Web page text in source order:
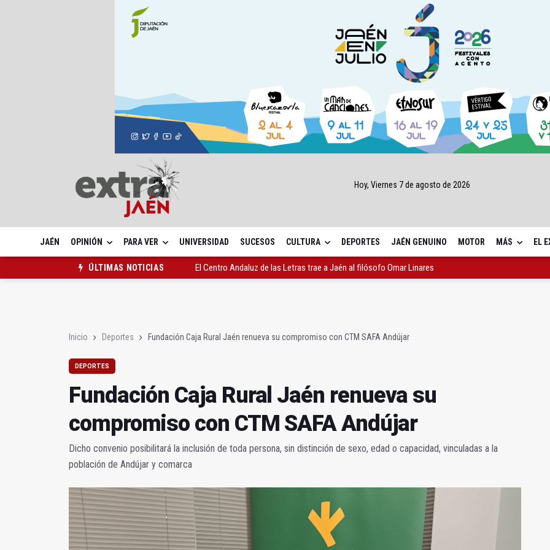
Hoy, Viernes 7 de agosto de 2026
JAÉN OPINIÓN PARA VER UNIVERSIDAD SUCESOS CULTURA DEPORTES JAÉN GENUINO MOTOR MÁS EL
ÚLTIMAS NOTICIAS
Roban joyas de la Virgen de la Fuensanta Coronada de Alcaudete
Inicio Deportes Fundación Caja Rural Jaén renueva su compromiso con CTM SAFA Andújar
DEPORTES
Fundación Caja Rural Jaén renueva su
compromiso con CTM SAFA Andújar
Dicho convenio posibilitará la inclusión de toda persona, sin distinción de sexo, edad o capacidad, vinculadas a la
población de Andújar y comarca